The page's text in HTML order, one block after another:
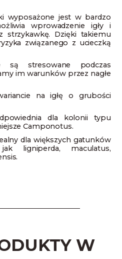
wyposażone jest w bardzo
wprowadzenie igły i
strzykawkę. Dzięki takiemu
związanego z ucieczką
są stresowane podczas
im warunków przez nagłe
na igłę o grubości
dla kolonii typu
Camponotus.
dla większych gatunków
ligniperda, maculatus,
W